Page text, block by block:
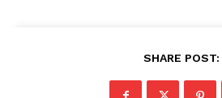
SHARE POST: